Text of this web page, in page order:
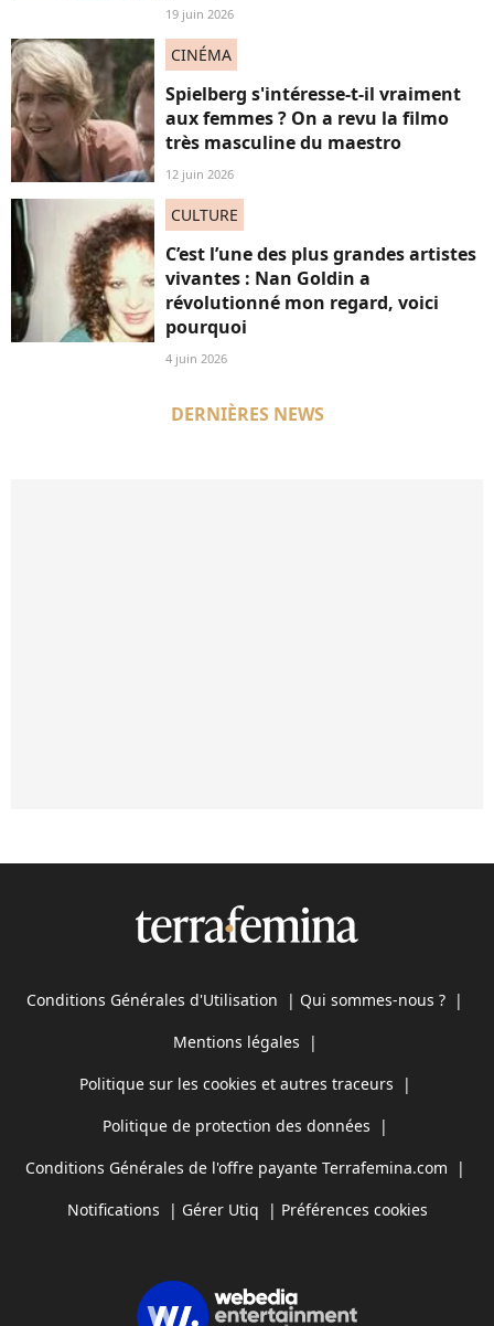
19 juin 2026
CINÉMA
Spielberg s'intéresse-t-il vraiment
aux femmes ? On a revu la filmo
très masculine du maestro
12 juin 2026
CULTURE
C’est l’une des plus grandes artistes
vivantes : Nan Goldin a
révolutionné mon regard, voici
pourquoi
4 juin 2026
DERNIÈRES NEWS
Conditions Générales d'Utilisation | Qui sommes-nous ? |
Mentions légales |
Politique sur les cookies et autres traceurs |
Politique de protection des données |
Conditions Générales de l'offre payante Terrafemina.com |
Notifications | Gérer Utiq | Préférences cookies